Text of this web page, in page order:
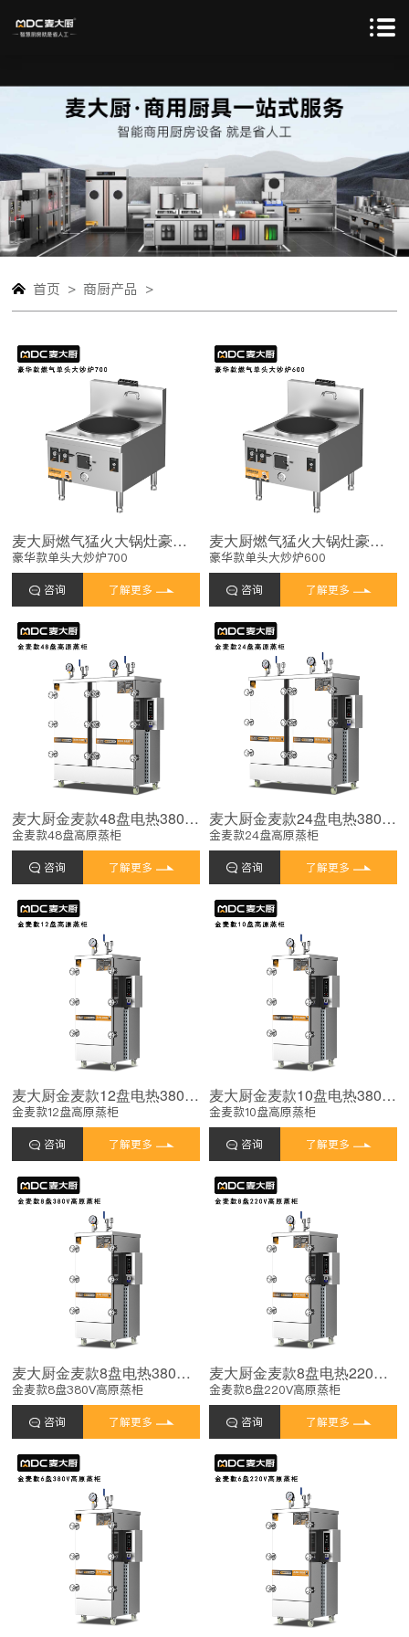
首页 > 商厨产品 >
麦大厨燃气猛火大锅灶豪华款燃气单头大炒炉700
豪华款单头大炒炉700
咨询 了解更多
麦大厨燃气猛火大锅灶豪华款燃气单头大炒炉600
豪华款单头大炒炉600
咨询 了解更多
麦大厨金麦款48盘电热380V单门高原蒸柜48KW
金麦款48盘高原蒸柜
咨询 了解更多
麦大厨金麦款24盘电热380V单门高原蒸柜24KW
金麦款24盘高原蒸柜
咨询 了解更多
麦大厨金麦款12盘电热380V单门高原蒸柜12KW
金麦款12盘高原蒸柜
咨询 了解更多
麦大厨金麦款10盘电热380V单门高原蒸柜12KW
金麦款10盘高原蒸柜
咨询 了解更多
麦大厨金麦款8盘电热380V单门高原蒸柜9KW
金麦款8盘380V高原蒸柜
咨询 了解更多
麦大厨金麦款8盘电热220V单门高原蒸柜8KW
金麦款8盘220V高原蒸柜
咨询 了解更多